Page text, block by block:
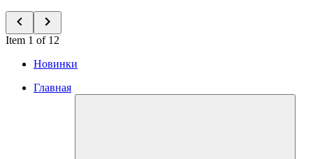
Item 1 of 12
Новинки
Главная